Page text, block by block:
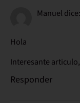
Manuel dice:
Hola
Interesante
Responder